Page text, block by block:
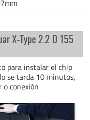
X-Type 2.2 D 155
para instalar el chip
se tarda 10 minutos,
o conexión